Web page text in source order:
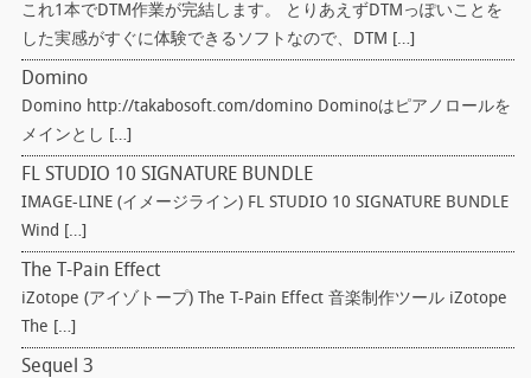
これ1本でDTM作業が完結します。 とりあえずDTMっぽいことを
した実感がすぐに体験できるソフトなので、DTM […]
Domino
Domino http://takabosoft.com/domino Dominoはピアノロールを
メインとし […]
FL STUDIO 10 SIGNATURE BUNDLE
IMAGE-LINE (イメージライン) FL STUDIO 10 SIGNATURE BUNDLE
Wind […]
The T-Pain Effect
iZotope (アイゾトープ) The T-Pain Effect 音楽制作ツール iZotope
The […]
Sequel 3